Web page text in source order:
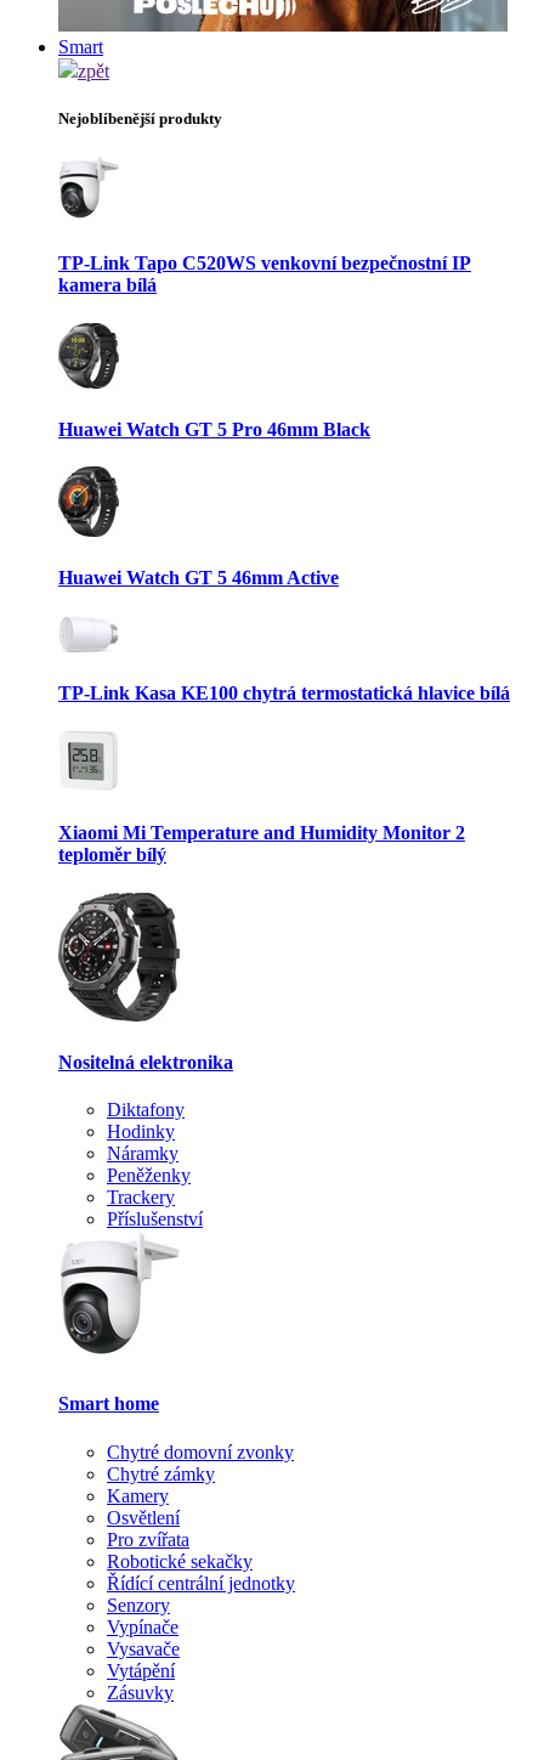
Smart
zpět
Nejoblíbenější produkty
TP-Link Tapo C520WS venkovní bezpečnostní IP
kamera bílá
Huawei Watch GT 5 Pro 46mm Black
Huawei Watch GT 5 46mm Active
TP-Link Kasa KE100 chytrá termostatická hlavice bílá
Xiaomi Mi Temperature and Humidity Monitor 2
teploměr bílý
Nositelná elektronika
Diktafony
Hodinky
Náramky
Peněženky
Trackery
Příslušenství
Smart home
Chytré domovní zvonky
Chytré zámky
Kamery
Osvětlení
Pro zvířata
Robotické sekačky
Řídící centrální jednotky
Senzory
Vypínače
Vysavače
Vytápění
Zásuvky